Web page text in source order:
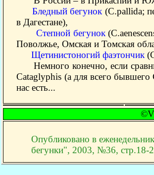
Бледный бегунок (C.pallida;
в Дагестане),
Степной бегунок
Поволжье, Омская и Томская
Щетинистоногий фаэтончик
Немного конечно, если
Cataglyphis (а для всего
нас есть...
Опубликовано в
бегунки", 2003, №36, стр.18-